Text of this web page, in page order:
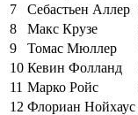
7
Себастьен Аллер
8
Макс Крузе
9
Томас Мюллер
10 Кевин Фолланд
11 Марко Ройс
12 Флориан Нойхаус